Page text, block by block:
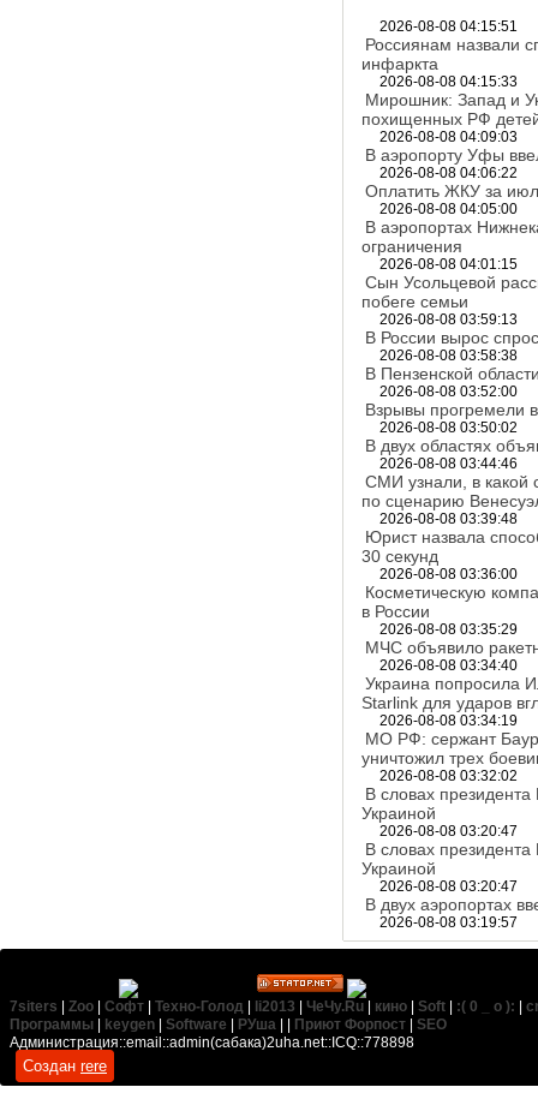
2026-08-08 04:15:51
Россиянам назвали
инфаркта
2026-08-08 04:15:33
Мирошник: Запад и
похищенных РФ
2026-08-08 04:09:03
В аэропорту Уфы
2026-08-08 04:06:22
Оплатить ЖКУ за
2026-08-08 04:05:00
В аэропортах
ограничения
2026-08-08 04:01:15
Сын Усольцевой
побеге семьи
2026-08-08 03:59:13
В России вырос
2026-08-08 03:58:38
В Пензенской
2026-08-08 03:52:00
Взрывы прогремели
2026-08-08 03:50:02
В двух областях
2026-08-08 03:44:46
СМИ узнали, в какой
по сценарию
2026-08-08 03:39:48
Юрист назвала
30 секунд
2026-08-08 03:36:00
Косметическую
в России
2026-08-08 03:35:29
МЧС объявило
2026-08-08 03:34:40
Украина попросила
Starlink для ударов
2026-08-08 03:34:19
МО РФ: сержант
уничтожил трех
2026-08-08 03:32:02
В словах
Украиной
2026-08-08 03:20:47
В словах
Украиной
2026-08-08 03:20:47
В двух аэропортах
2026-08-08 03:19:57
7siters Zoo Софт Техно-Голод li2013 ЧеЧу.Ru кино Soft :( 0 _ о ):
Программы
keygen Software РУша Приют Форпост
SEO
Администрация::email::admin(сабака)2uha.net::ICQ::778898
Создан rere